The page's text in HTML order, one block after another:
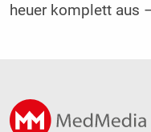
heuer komplett aus